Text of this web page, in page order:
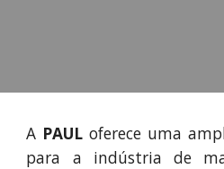
A PAUL oferece uma
para a indústria de